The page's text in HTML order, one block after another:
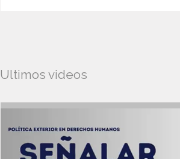
Ultimos videos